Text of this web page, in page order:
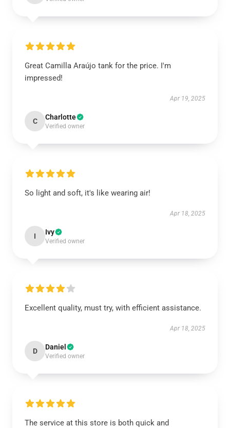
Great Camilla Araújo tank for the price. I'm
impressed!
Apr 19, 2025
C Charlotte
Verified owner
So light and soft, it's like wearing air!
Apr 18, 2025
I Ivy
Verified owner
Excellent quality, must try, with efficient assistance.
Apr 18, 2025
D Daniel
Verified owner
The service at this store is both quick and